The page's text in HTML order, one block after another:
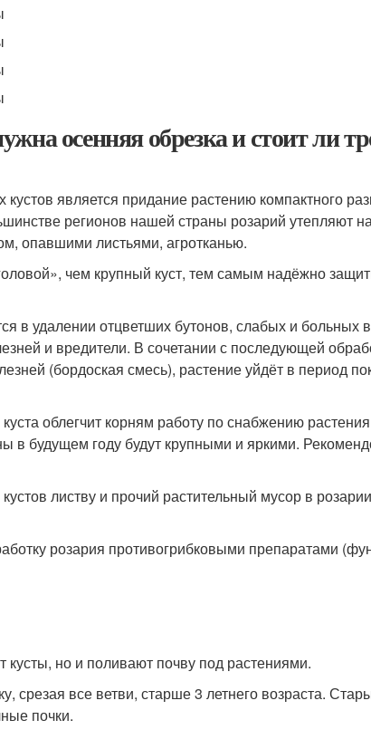
осенняя обрезка и стоит ли
является придание растению компактного
регионов нашей страны розарий утепляют
опавшими листьями, агротканью.
чем крупный куст, тем самым надёжно
в удалении отцветших бутонов, слабых и больных
и вредители. В сочетании с последующей
(бордоская смесь), растение уйдёт в период
облегчит корням работу по снабжению
в будущем году будут крупными и яркими.
листву и прочий растительный мусор в
розария противогрибковыми препаратами
но и поливают почву под растениями.
все ветви, старше 3 летнего возраста.
почки.